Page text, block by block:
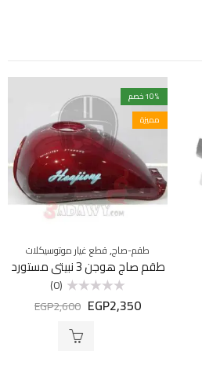
10% خصم
مميزة
طقم-صاج,قطع غيار موتوسيكلات
طقم صاج هوجن 3 نبيتى مستورد
التقييم
(0)
EGP2,350
EGP2,600